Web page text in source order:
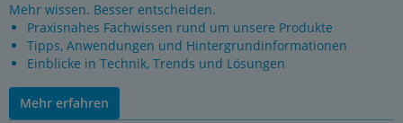
Mehr wissen. Besser entscheiden.
Praxisnahes Fachwissen rund um unsere Produkte
Tipps, Anwendungen und Hintergrundinformationen
Einblicke in Technik, Trends und Lösungen
Mehr erfahren